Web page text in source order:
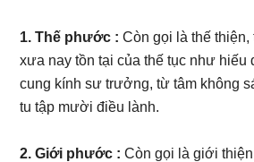
1. Thế phước : Còn gọi là thế
xưa nay tồn tại của thế tục như hiếu
cung kính sư trưởng, từ tâm không
tu tập mười điều lành.
2. Giới phước : Còn gọi là giới